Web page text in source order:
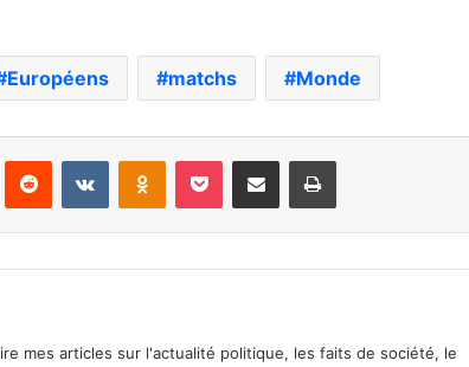
Européens matchs Monde
Reddit VKontakteOdnoklassniki
Pocket Partager par email Imprimer
mes articles sur l'actualité politique, les faits de société, le